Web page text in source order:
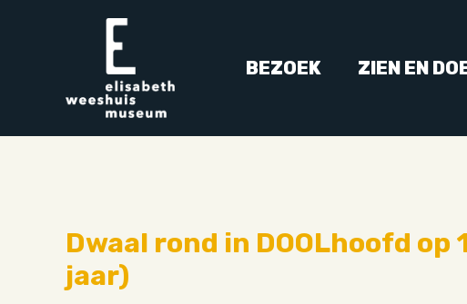
BEZOEK ZIEN EN
Dwaal rond in DOOLhoofd op
jaar)